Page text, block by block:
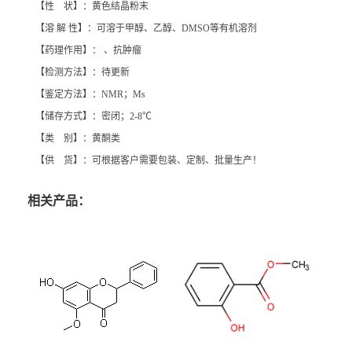
【性 状】：黄色结晶粉末
【溶 解 性】：可溶于甲醇、乙醇、DMSO等有机溶剂
【药理作用】： 、抗肿瘤
【检测方法】：待更新
【鉴定方法】：NMR；Ms
【储存方式】：密闭；2-8℃
【类 别】：黄酮类
【供 货】：可根据客户需要包装、定制、批量生产！
相关产品：